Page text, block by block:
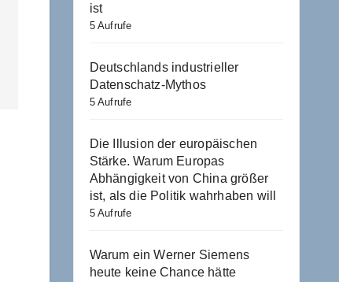
ist
5 Aufrufe
Deutschlands industrieller
Datenschatz-Mythos
5 Aufrufe
Die Illusion der europäischen
Stärke. Warum Europas
Abhängigkeit von China größer
ist, als die Politik wahrhaben will
5 Aufrufe
Warum ein Werner Siemens
heute keine Chance hätte